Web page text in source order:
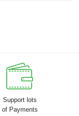
Support lots
of Payments